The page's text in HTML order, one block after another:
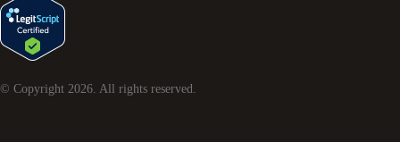
© Copyright 2026 . All rights reserved.